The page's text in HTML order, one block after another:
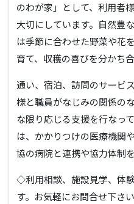
のわが家」として、利用者
大切にしています。自然豊
は季節に合わせた野菜や花
育て、収穫の喜びを分かち合
通い、宿泊、訪問のサービ
様と職員がなじみの関係の
な限り応じる支援を行なっ
は、かかりつけの医療機関
協の病院と連携や協力体制
◇利用相談、施設見学、体
す。お気軽にお問合せ下さい